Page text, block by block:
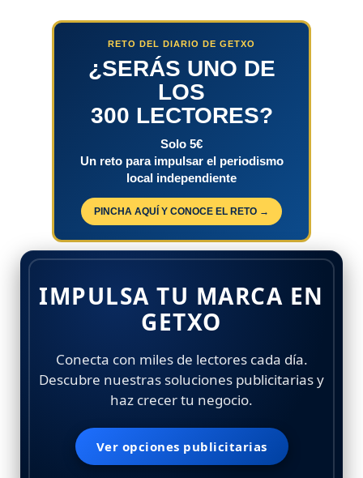
RETO DEL DIARIO DE GETXO
¿SERÁS UNO DE
LOS
300 LECTORES?
Solo 5€
Un reto para impulsar el periodismo
local independiente
PINCHA AQUÍ Y CONOCE EL RETO →
IMPULSA TU MARCA EN
GETXO
Conecta con miles de lectores cada día.
Descubre nuestras soluciones publicitarias y
haz crecer tu negocio.
Ver opciones publicitarias